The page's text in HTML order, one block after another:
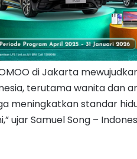
di Jakarta
terutama wanita dan
meningkatkan standar
ujar Samuel Song –